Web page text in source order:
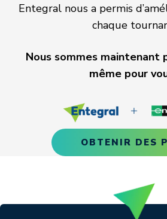
Entegral nous a permis
chaque
Nous sommes maintenant
même pour
OBTENIR DES